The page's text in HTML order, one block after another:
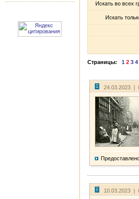
Искать во всех
Искать
Страницы: 1 2 3 4
24.03.2023 |
10.03.2023 |